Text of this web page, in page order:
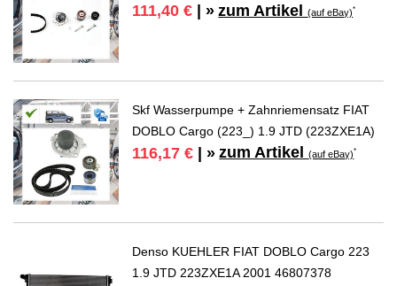
111,40 € | » zum Artikel(auf eBay)*
Skf Wasserpumpe + Zahnriemensatz FIAT
DOBLO Cargo (223_) 1.9 JTD (223ZXE1A)
116,17 € | » zum Artikel(auf eBay)*
Denso KUEHLER FIAT DOBLO Cargo 223
1.9 JTD 223ZXE1A 2001 46807378